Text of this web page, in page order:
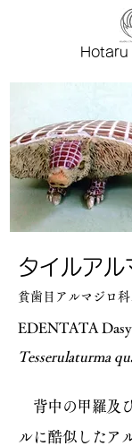
Hotaru
タイルアル
貧歯目アルマジロ
EDENTATA
Tesserulaturma
背中の甲羅及
ルに酷似したア